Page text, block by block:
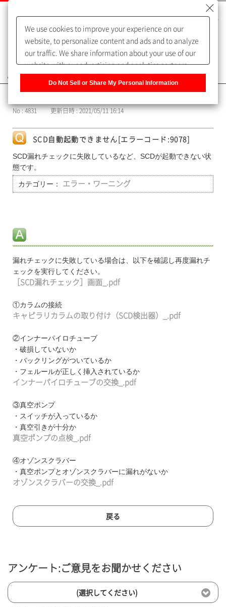
よくあるご質問（FAQ）
No : 4831 更新日時 : 2021/05/11 16:14
SCD自動起動できません[エラーコード:9078]
SCD漏れチェックに失敗しているなど、SCDが起動できない状
態です。
カテゴリー： エラー・ワーニング
漏れチェックに失敗している場合は、以下を確認し再度漏れチ
ェックを実行してください。
［SCD漏れチェック］画面_.pdf
①カラムの接続
キャピラリカラムの取り付け（SCD検出器）_.pdf
②インナーパイロチューブ
・破損していないか
・バックリングがついているか
・フェルールが正しく挿入されているか
インナーパイロチューブの交換_.pdf
③真空ポンプ
・スイッチが入っているか
・真空引きが十分か
真空ポンプの点検_.pdf
④オゾンスクラバー
・真空ポンプとオゾンスクラバーに漏れがないか
オゾンスクラバーの交換_.pdf
戻る
アンケート:ご意見をお聞かせください
(選択してください)
We use cookies to improve your experience on our
website, to personalize content and ads and to analyze
our traffic. We share information about your use of our
website with our advertising and analytics partners,
of our sharing information about you with our partners.
Information] to customize your cookie settings on our
Do Not Sell or Share My Personal Information